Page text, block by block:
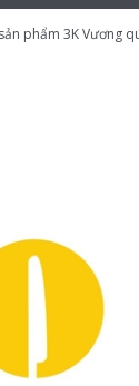
phẩm 3K Vương